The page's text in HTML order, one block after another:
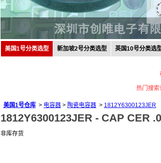
美国1号分类选型 新加坡2号分类选型 英国10号分类选
热门搜索
美国1号仓库 > 电容器 > 陶瓷电容器 > 1812Y6300123JER
1812Y6300123JER - CAP CER
非库存货